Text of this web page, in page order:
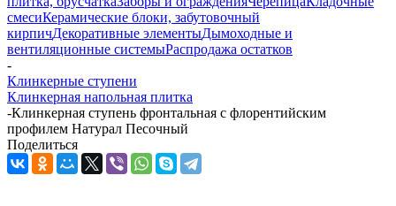
смесиКерамические блоки, забутовочный
кирпичДекоративные элементыДымоходные и
вентиляционные системыРаспродажа остатков
-
Клинкерные ступени
Клинкерная напольная плитка
-Клинкерная ступень фронтальная с флорентийским
профилем Натурал Песочный
Поделиться